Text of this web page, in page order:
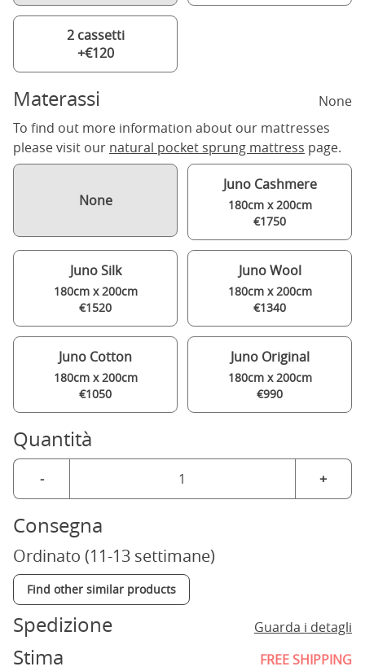
2 cassetti
+€120
Materassi
None
To find out more information about our mattresses
please visit our natural pocket sprung mattress page.
None
Juno Cashmere
180cm x 200cm
€1750
Juno Silk
180cm x 200cm
€1520
Juno Wool
180cm x 200cm
€1340
Juno Cotton
180cm x 200cm
€1050
Juno Original
180cm x 200cm
€990
Quantità
- +
Consegna
Ordinato (11-13 settimane)
Find other similar products
Spedizione Guarda i detagli
Stima FREE SHIPPING